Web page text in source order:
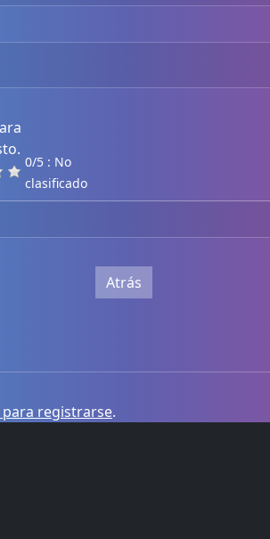
0/5 : No
clasificado
Atrás
para registrarse.